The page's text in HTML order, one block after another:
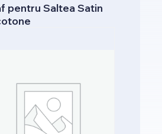
pentru Saltea Satin